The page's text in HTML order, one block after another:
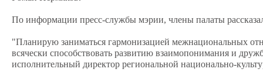
По информации пресс-службы мэрии, члены палаты
"Планирую заниматься гармонизацией межнациональных
всячески способствовать развитию взаимопонимания и
исполнительный директор региональной национально-